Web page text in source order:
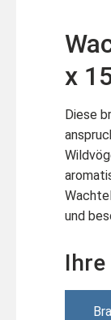
x
Diese
und